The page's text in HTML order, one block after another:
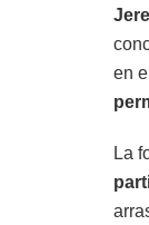
en
La